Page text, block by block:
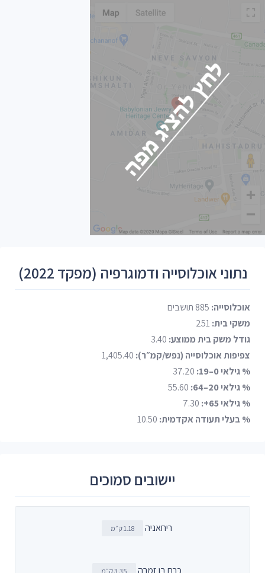
נתוני אוכלוסייה ודמוגרפיה (מפקד 2022)
אוכלוסייה:
משקי בית:
גודל משק בית ממוצע:
צפיפות אוכלוסייה (נפש/קמ״ר):
% גילאי 0–19:
% גילאי 20–64:
% גילאי 65+:
% בעלי תעודה אקדמית:
יישובים סמוכים
ריחאניה 1.18 ק״מ
כרם בן זמרה 3.35 ק״מ